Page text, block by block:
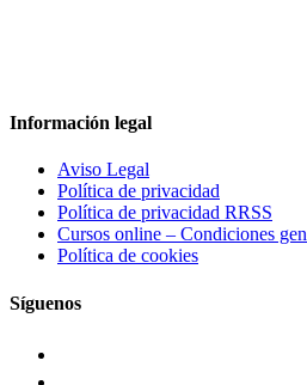
Información legal
Aviso Legal
Política de privacidad
Política de privacidad RRSS
Cursos online – Condiciones
Política de cookies
Síguenos